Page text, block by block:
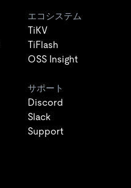
エコシステム
TiKV
TiFlash
OSS Insight
サポート
Discord
Slack
Support